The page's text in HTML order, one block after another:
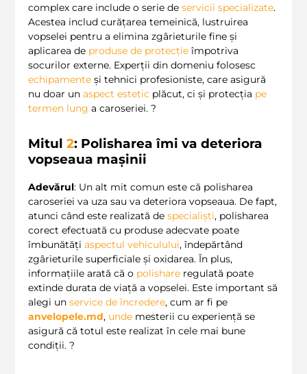
complex care include o serie de servicii specializate.
Acestea includ curățarea temeinică, lustruirea
vopselei pentru a elimina zgârieturile fine și
aplicarea de produse de protecție împotriva
socurilor externe. Experții din domeniu folosesc
echipamente și tehnici profesioniste, care asigură
nu doar un aspect estetic plăcut, ci și protecția pe
termen lung a caroseriei. ?
Mitul 2: Polisharea îmi va deteriora
vopseaua mașinii
Adevărul: Un alt mit comun este că polisharea
caroseriei va uza sau va deteriora vopseaua. De fapt,
atunci când este realizată de specialiști, polisharea
corect efectuată cu produse adecvate poate
îmbunătăți aspectul vehiculului, îndepărtând
zgârieturile superficiale și oxidarea. În plus,
informațiile arată că o polishare regulată poate
extinde durata de viață a vopselei. Este important să
alegi un service de încredere, cum ar fi pe
anvelopele.md, unde mesterii cu experiență se
asigură că totul este realizat în cele mai bune
condiții. ?️